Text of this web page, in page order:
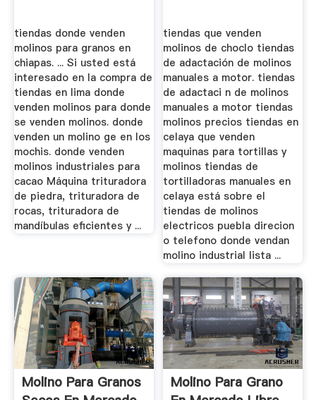
tiendas donde venden
molinos para granos en
chiapas. ... Si usted está
interesado en la compra de
tiendas en lima donde
venden molinos para donde
se venden molinos. donde
venden un molino ge en los
mochis. donde venden
molinos industriales para
cacao Máquina trituradora
de piedra, trituradora de
rocas, trituradora de
mandíbulas eficientes y ...
tiendas que venden
molinos de choclo tiendas
de adactación de molinos
manuales a motor. tiendas
de adactaci n de molinos
manuales a motor tiendas
molinos precios tiendas en
celaya que venden
maquinas para tortillas y
molinos tiendas de
tortilladoras manuales en
celaya está sobre el
tiendas de molinos
electricos puebla direcion
o telefono donde vendan
molino industrial lista ...
Molino Para Granos
Molino Para Grano